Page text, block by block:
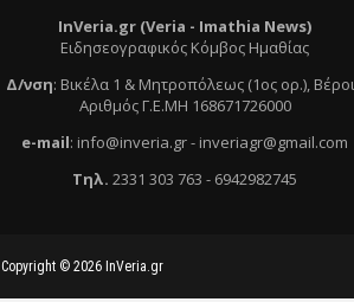
InVeria.gr (Veria - Ιmathia News)
Ειδησεογραφικός Κόμβος Ημαθίας
Δ/νση: Βικέλα 1 & Μητροπόλεως (1ος ορ.),
Αριθμός Γ.Ε.ΜΗ 168671726000
e-mail: info@inveria.gr- inveriagr@gmail.com
Τηλ. 2331 303 763 - 6942982745
Copyright © 2026 InVeria.gr